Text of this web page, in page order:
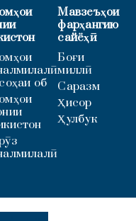
об
Мавзеъҳои
фарҳангию
сайёҳӣ
Боғи
миллӣ
Саразм
Ҳисор
Ҳулбук